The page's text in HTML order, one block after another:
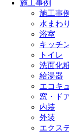
施工事例
施工事
水まわ
浴室
キッチ
トイレ
洗面化
給湯器
エコキ
窓・ド
内装
外装
エクス